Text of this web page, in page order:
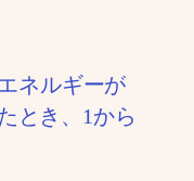
ネルギーが
とき、1から